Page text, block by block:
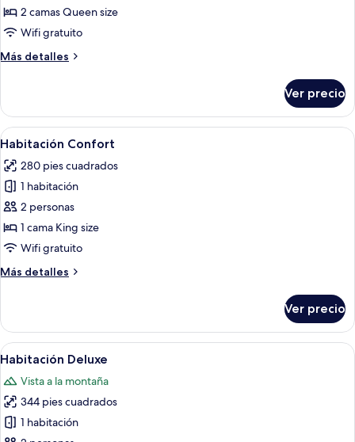
2 camas Queen size
Wifi gratuito
Más detalles
Más
Ver precio
Abrir
todas
las
fotos
de
Habitación
Confort
Habitación de hotel con cama,
4
Habitación Confort
280 pies cuadrados
1 habitación
2 personas
1 cama King size
Wifi gratuito
Más detalles
Más
Confort
Ver precio
Abrir
todas
las
fotos
de
Habitación de hotel con una cama
3
Habitación Deluxe
Vista a la montaña
344 pies cuadrados
1 habitación